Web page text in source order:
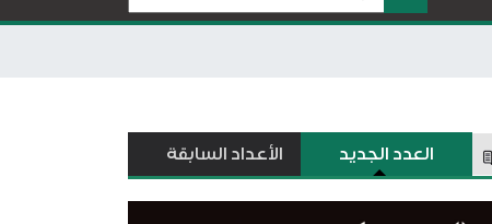
العدد الجديد الأعداد السابقة